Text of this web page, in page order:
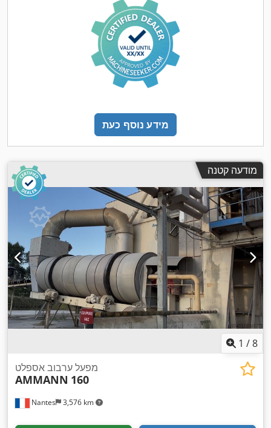
מידע נוסף כעת
מודעה קטנה
1 /8
Nantes 3,576 km
מפעל ערבוב אספלט
AMMANN 160